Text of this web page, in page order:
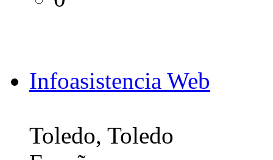
Infoasistencia Web
Toledo, Toledo